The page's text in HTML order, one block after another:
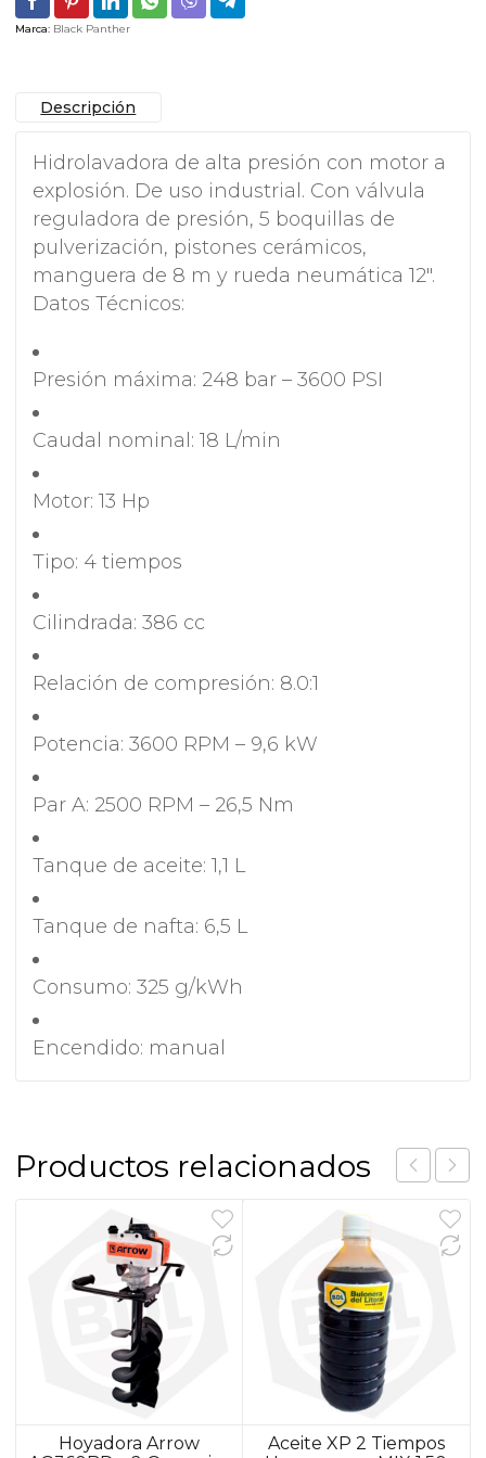
cantidad
Marca: Black Panther
Descripción
Hidrolavadora de alta presión con motor a
explosión. De uso industrial. Con válvula
reguladora de presión, 5 boquillas de
pulverización, pistones cerámicos,
manguera de 8 m y rueda neumática 12″.
Datos Técnicos:
Presión máxima: 248 bar – 3600 PSI
Caudal nominal: 18 L/min
Motor: 13 Hp
Tipo: 4 tiempos
Cilindrada: 386 cc
Relación de compresión: 8.0:1
Potencia: 3600 RPM – 9,6 kW
Par A: 2500 RPM – 26,5 Nm
Tanque de aceite: 1,1 L
Tanque de nafta: 6,5 L
Consumo: 325 g/kWh
Encendido: manual
Productos relacionados
Hoyadora Arrow
Aceite XP 2 Tiempos